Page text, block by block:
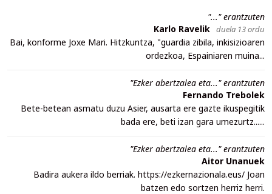
"..." erantzuten
Karlo Ravelik duela 13 ordu
Bai, konforme Joxe Mari. Hitzkuntza, "guardia zibila, inkisizioaren
ordezkoa, Espainiaren muina...
"Ezker abertzalea eta..." erantzuten
Fernando Trebolek
Bete-betean asmatu duzu Asier, ausarta ere gazte ikuspegitik
bada ere, beti izan gara umezurtz......
"Ezker abertzalea eta..." erantzuten
Aitor Unanuek
Badira aukera ildo berriak. https://ezkernazionala.eus/ Joan
batzen edo sortzen herriz herri.